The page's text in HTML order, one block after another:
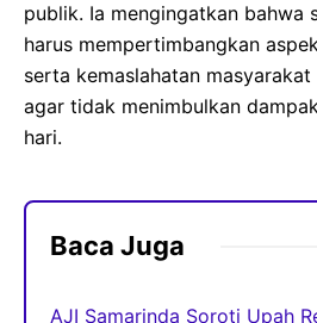
publik. Ia mengingatkan bahwa
harus mempertimbangkan
serta kemaslahatan
agar tidak menimbulkan
hari.
Baca Juga
AJI Samarinda Soroti Upah